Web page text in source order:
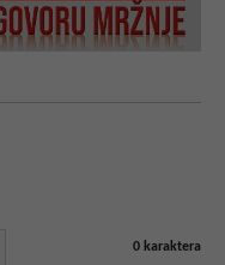
0 karaktera